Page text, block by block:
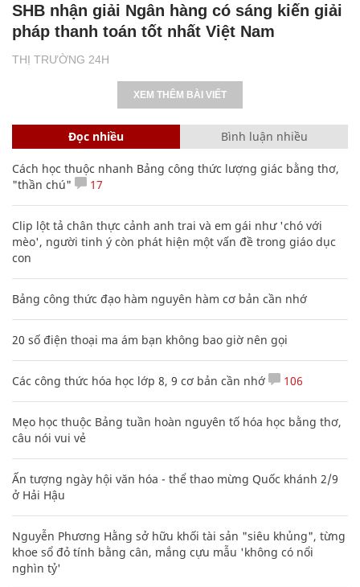
THỊ TRƯỜNG 24H
SHB nhận giải Ngân hàng có sáng kiến giải
pháp thanh toán tốt nhất Việt Nam
XEM THÊM BÀI VIẾT
Đọc nhiều Bình luận nhiều
Cách học thuộc nhanh Bảng công thức lượng giác bằng thơ,
"thần chú"
17
Clip lột tả chân thực cảnh anh trai và em gái như 'chó với
mèo', người tinh ý còn phát hiện một vấn đề trong giáo dục
con
Bảng công thức đạo hàm nguyên hàm cơ bản cần nhớ
20 số điện thoại ma ám bạn không bao giờ nên gọi
Các công thức hóa học lớp 8, 9 cơ bản cần nhớ 106
Mẹo học thuộc Bảng tuần hoàn nguyên tố hóa học bằng thơ,
câu nói vui vẻ
Ấn tượng ngày hội văn hóa - thể thao mừng Quốc khánh 2/9
ở Hải Hậu
Nguyễn Phương Hằng sở hữu khối tài sản "siêu khủng", từng
khoe sổ đỏ tính bằng cân, mắng cựu mẫu 'không có nổi
nghìn tỷ'